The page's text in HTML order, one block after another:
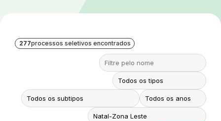
277processos seletivos encontrados